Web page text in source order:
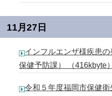
11月27日
インフルエンザ様疾患
保健予防課） （416kbyte
令和５年度福岡市保健